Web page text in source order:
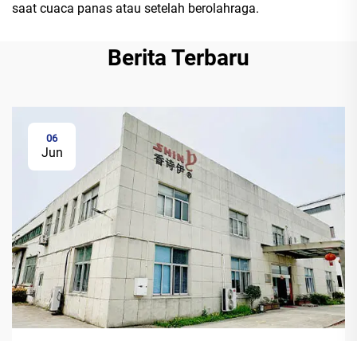
saat cuaca panas atau setelah berolahraga.
Berita Terbaru
06
Jun